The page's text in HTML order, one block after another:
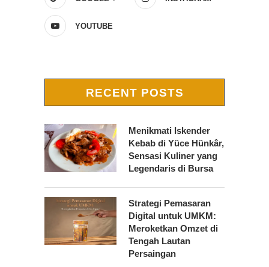
YOUTUBE
RECENT POSTS
Menikmati Iskender
Kebab di Yüce Hünkâr,
Sensasi Kuliner yang
Legendaris di Bursa
Strategi Pemasaran
Digital untuk UMKM:
Meroketkan Omzet di
Tengah Lautan
Persaingan